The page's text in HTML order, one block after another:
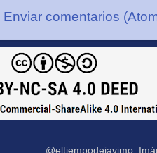
Enviar comentarios
@eltiempodejavimo.